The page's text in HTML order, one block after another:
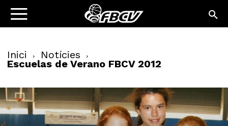
Inici Notícies
Escuelas de Verano FBCV 2012